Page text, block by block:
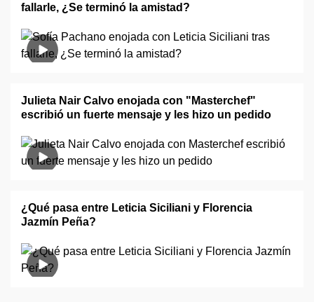
fallarle, ¿Se terminó la amistad?
Julieta Nair Calvo enojada con "Masterchef"
escribió un fuerte mensaje y les hizo un pedido
¿Qué pasa entre Leticia Siciliani y Florencia
Jazmín Peña?